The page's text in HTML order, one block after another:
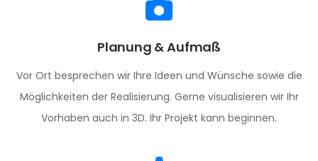
Planung & Aufmaß
Vor Ort besprechen wir Ihre Ideen und Wünsche sowie die
Möglichkeiten der Realisierung. Gerne visualisieren wir Ihr
Vorhaben auch in 3D. Ihr Projekt kann beginnen.